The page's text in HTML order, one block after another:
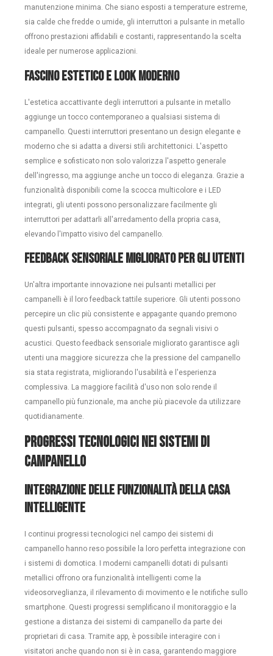
manutenzione minima. Che siano esposti a temperature estreme,
sia calde che fredde o umide, gli interruttori a pulsante in metallo
offrono prestazioni affidabili e costanti, rappresentando la scelta
ideale per numerose applicazioni.
Fascino estetico e look moderno
L'estetica accattivante degli interruttori a pulsante in metallo
aggiunge un tocco contemporaneo a qualsiasi sistema di
campanello. Questi interruttori presentano un design elegante e
moderno che si adatta a diversi stili architettonici. L'aspetto
semplice e sofisticato non solo valorizza l'aspetto generale
dell'ingresso, ma aggiunge anche un tocco di eleganza. Grazie a
funzionalità disponibili come la scocca multicolore e i LED
integrati, gli utenti possono personalizzare facilmente gli
interruttori per adattarli all'arredamento della propria casa,
elevando l'impatto visivo del campanello.
Feedback sensoriale migliorato per gli utenti
Un'altra importante innovazione nei pulsanti metallici per
campanelli è il loro feedback tattile superiore. Gli utenti possono
percepire un clic più consistente e appagante quando premono
questi pulsanti, spesso accompagnato da segnali visivi o
acustici. Questo feedback sensoriale migliorato garantisce agli
utenti una maggiore sicurezza che la pressione del campanello
sia stata registrata, migliorando l'usabilità e l'esperienza
complessiva. La maggiore facilità d'uso non solo rende il
campanello più funzionale, ma anche più piacevole da utilizzare
quotidianamente.
Progressi tecnologici nei sistemi di
campanello
Integrazione delle funzionalità della casa
intelligente
I continui progressi tecnologici nel campo dei sistemi di
campanello hanno reso possibile la loro perfetta integrazione con
i sistemi di domotica. I moderni campanelli dotati di pulsanti
metallici offrono ora funzionalità intelligenti come la
videosorveglianza, il rilevamento di movimento e le notifiche sullo
smartphone. Questi progressi semplificano il monitoraggio e la
gestione a distanza dei sistemi di campanello da parte dei
proprietari di casa. Tramite app, è possibile interagire con i
visitatori anche quando non si è in casa, garantendo maggiore